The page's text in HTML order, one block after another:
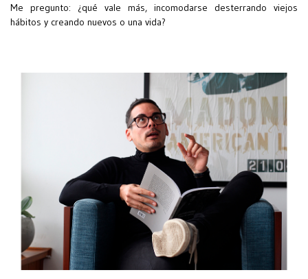
Me pregunto: ¿qué vale más, incomodarse desterrando viejos
hábitos y creando nuevos o una vida?